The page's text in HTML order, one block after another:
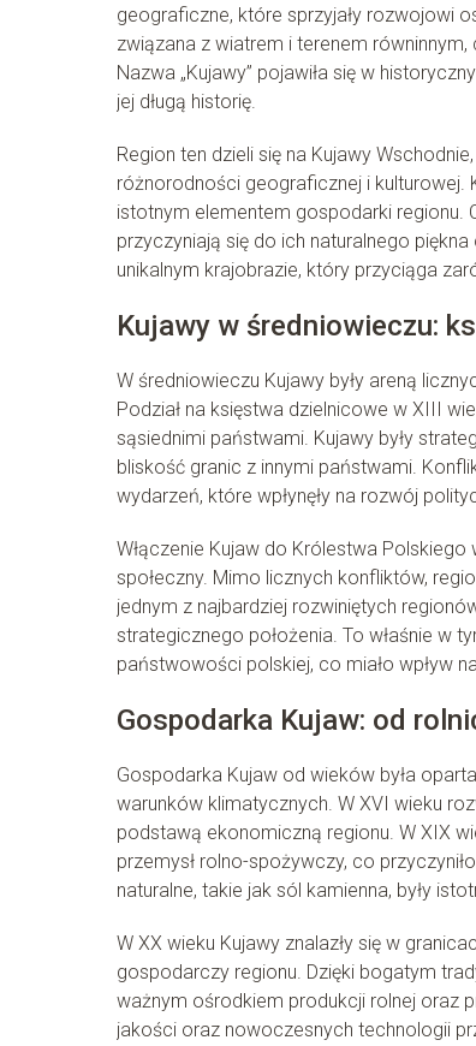
geograficzne, które sprzyjały rozwojowi
związana z wiatrem i terenem
Nazwa „Kujawy” pojawiła się w
jej długą historię.
Region ten dzieli się na Kujawy
różnorodności geograficznej i kulturowej.
istotnym elementem gospodarki regionu.
przyczyniają się do ich naturalnego
unikalnym krajobrazie, który przyciąga
Kujawy w średniowieczu:
W średniowieczu Kujawy były areną
Podział na księstwa dzielnicowe w XIII
sąsiednimi państwami. Kujawy były
bliskość granic z innymi państwami.
wydarzeń, które wpłynęły na rozwój
Włączenie Kujaw do Królestwa
społeczny. Mimo licznych konfliktów,
jednym z najbardziej rozwiniętych
strategicznego położenia. To właśnie w
państwowości polskiej, co miało wpływ
Gospodarka Kujaw: od
Gospodarka Kujaw od wieków była
warunków klimatycznych. W XVI wieku
podstawą ekonomiczną regionu. W XIX
przemysł rolno-spożywczy, co
naturalne, takie jak sól kamienna, były
W XX wieku Kujawy znalazły się w
gospodarczy regionu. Dzięki bogatym
ważnym ośrodkiem produkcji rolnej oraz
jakości oraz nowoczesnych technologii